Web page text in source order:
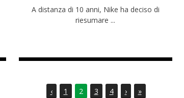
A distanza di 10 anni, Nike ha deciso di
riesumare ...
‹ 1 2 3 4 › »